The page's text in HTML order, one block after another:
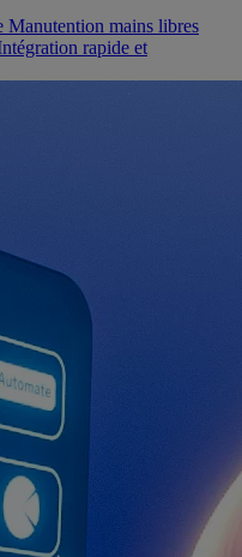
Manutention mains libres
rapide et